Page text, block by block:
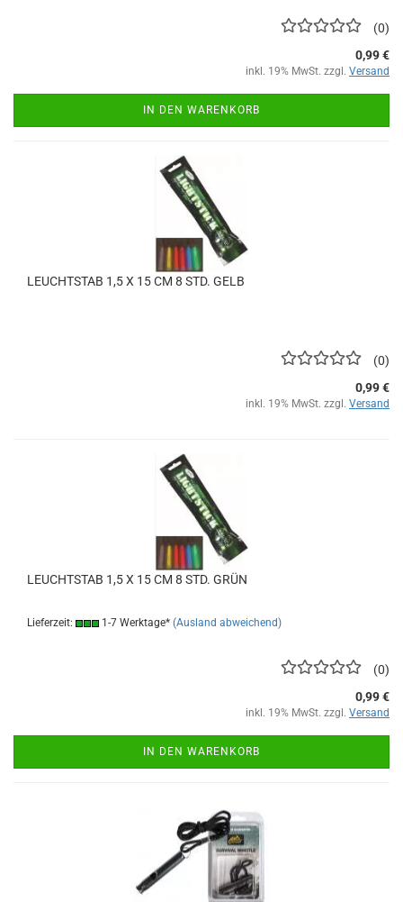
0
0,99 €
inkl. 19% MwSt. zzgl. Versand
IN DEN WARENKORB
LEUCHTSTAB 1,5 X 15 CM 8 STD. GELB
0
0,99 €
inkl. 19% MwSt. zzgl. Versand
LEUCHTSTAB 1,5 X 15 CM 8 STD. GRÜN
Lieferzeit: 1-7 Werktage* (Ausland abweichend)
0
0,99 €
inkl. 19% MwSt. zzgl. Versand
IN DEN WARENKORB